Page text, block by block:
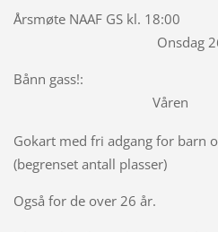
Årsmøte NAAF
Onsdag
Bånn
Våren
Gokart med fri adgang for barn
(begrenset antall plasser)
Også for de over 26 år.